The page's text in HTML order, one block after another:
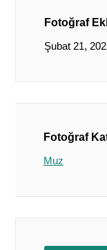
Fotoğraf
Şubat 21,
Fotoğraf
Muz